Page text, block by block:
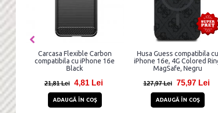
Ultra Hybrid
cu
Neo One
88,98 Lei
ÎN COŞ
Carcasa TECH-PROTECT
Flexair Hybrid MagSafe
compatibila cu iPhone 16e
48,82 Lei
ADAUGĂ ÎN COŞ
Carcasa
Magnetic
compatibila cu
88,94 Lei
ADAUGĂ